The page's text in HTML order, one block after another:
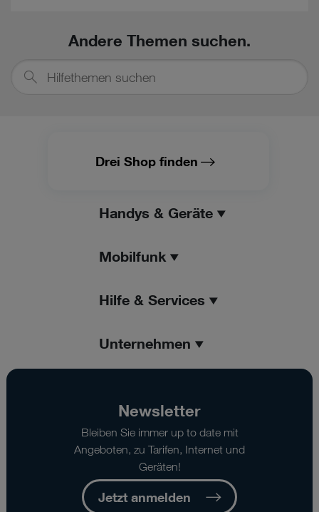
Andere Themen suchen.
suchen
Drei Shop finden
Handys & Geräte
Mobilfunk
Hilfe & Services
Unternehmen
Newsletter
Bleiben Sie immer up to date mit
Angeboten, zu Tarifen, Internet und
Geräten!
Jetzt anmelden